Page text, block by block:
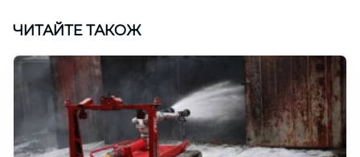
ЧИТАЙТЕ ТАКОЖ